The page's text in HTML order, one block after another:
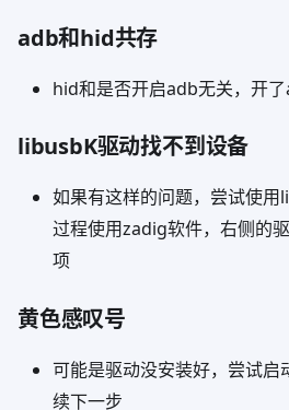
adb和hid共存
hid和是否开启adb无关，开
libusbK驱动找不到设备
如果有这样的问题，尝试使
过程使用zadig软件，右侧的
项
黄色感叹号
可能是驱动没安装好，尝试启
续下一步